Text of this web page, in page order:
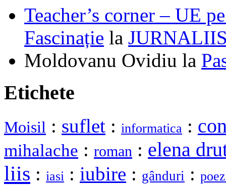
Teacher’s corner – UE
Fascinație la
Moldovanu Ovidiu la
Etichete
Moisil : suflet : informatica :
mihalache : roman : elena
liis : iasi : iubire : gânduri :